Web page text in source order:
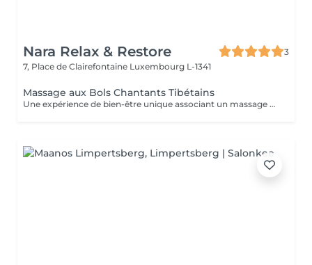
Nara Relax & Restore
3
7, Place de Clairefontaine Luxembourg L-1341
Massage aux Bols Chantants Tibétains
Une expérience de bien-être unique associant un massage doux, des huiles aromatiques et les sons apaisants des bols chantants tibétains. Les vibrations harmonieuses et les tonalités relaxantes créent une atmosphère immersive propice à la détente et à la déconnexion du quotidien.